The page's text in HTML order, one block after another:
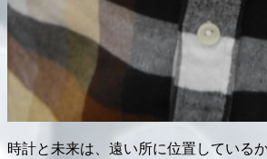
時計と未来は、遠い所に位置している